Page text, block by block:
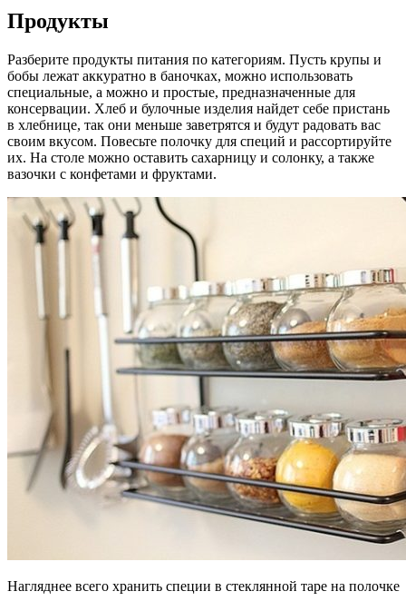
Продукты
Разберите продукты питания по категориям. Пусть крупы и
бобы лежат аккуратно в баночках, можно использовать
специальные, а можно и простые, предназначенные для
консервации. Хлеб и булочные изделия найдет себе пристань
в хлебнице, так они меньше заветрятся и будут радовать вас
своим вкусом. Повесьте полочку для специй и рассортируйте
их. На столе можно оставить сахарницу и солонку, а также
вазочки с конфетами и фруктами.
Нагляднее всего хранить специи в стеклянной таре на полочке